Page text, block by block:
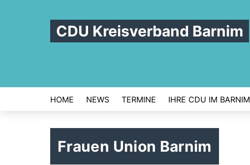
CDU Kreisverband Barnim
HOME NEWS TERMINE IHRE CDU IM BARNIM
Frauen Union Barnim